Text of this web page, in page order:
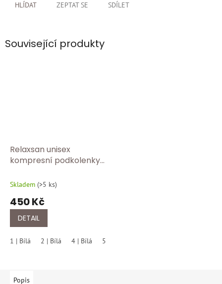
ZEPTAT SE
HLÍDAT SDÍLET
Související produkty
Relaxsan unisex
kompresní podkolenky z
mmHg | Cestovní a
Skladem (>5 ks)
450 Kč
DETAIL
1 | Bílá 2 | Bílá 4 | Bílá 5 | Bílá
Popis